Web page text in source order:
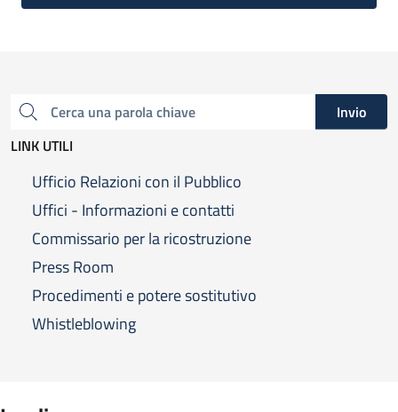
Cerca una parola chiave
Invio
LINK UTILI
Ufficio Relazioni con il Pubblico
Uffici - Informazioni e contatti
Commissario per la ricostruzione
Press Room
Procedimenti e potere sostitutivo
Whistleblowing